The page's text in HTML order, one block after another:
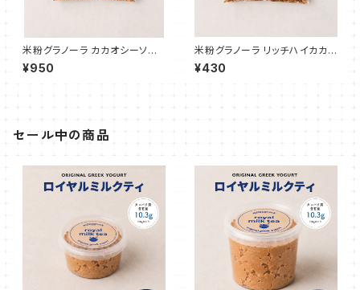
米粉グラノーラ カカオシーソルト
チョコレート 40g
¥950
米粉グラノーラ リッチハイカカオ
40g
¥430
セール中の商品